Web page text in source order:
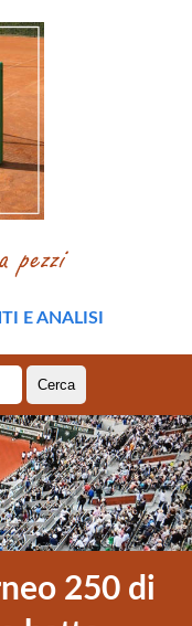
E ANALISI
250 di